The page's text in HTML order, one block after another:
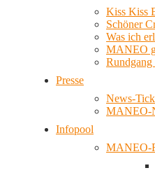
Kiss Kiss
Schöner
Was ich
MANEO
Presse
News-
MANEO-
Infopool
MANEO-